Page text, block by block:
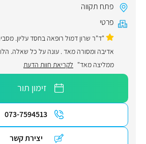
פתח תקווה
פרטי
"ד"ר שרון דמול רופאה בחסד עליון.
אדיבה ומסורה מאד . עונה על כל שאלה.
ממליצה מאד" לקריאת חוות הדעת
זימון תור
073-7594513
יצירת קשר